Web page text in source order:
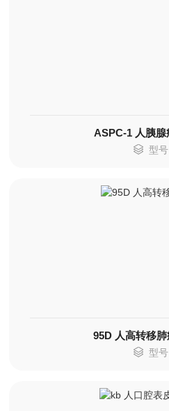
​ASPC-1 人胰腺
型号
95D 人高转移
型号